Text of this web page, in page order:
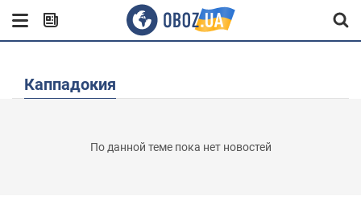
Каппадокия
По данной теме пока нет новостей